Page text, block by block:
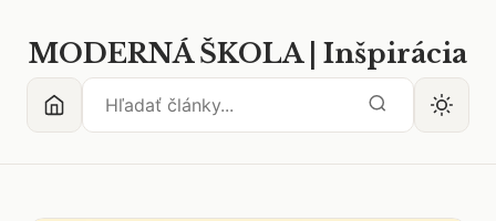
MODERNÁ ŠKOLA | Inšpirácia